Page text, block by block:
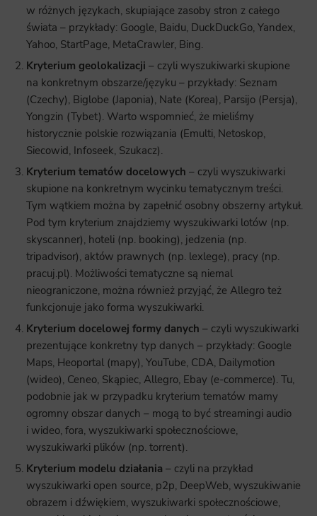
w różnych językach, skupiające zasoby stron z całego
świata – przykłady: Google, Baidu, DuckDuckGo, Yandex,
Yahoo, StartPage, MetaCrawler, Bing.
Kryterium geolokalizacji – czyli wyszukiwarki skupione
na konkretnym obszarze/języku – przykłady: Seznam
(Czechy), Biglobe (Japonia), Nate (Korea), Parsijo (Persja),
Yongzin (Tybet). Warto wspomnieć, że mieliśmy
historycznie polskie rozwiązania (Emulti, Netoskop,
Siecowid, Infoseek, Szukacz).
Kryterium tematów docelowych – czyli wyszukiwarki
skupione na konkretnym wycinku tematycznym treści.
Tym wątkiem można by zapełnić osobny obszerny artykuł.
Pod tym kryterium znajdziemy wyszukiwarki lotów (np.
skyscanner), hoteli (np. booking), jedzenia (np.
tripadvisor), aktów prawnych (np. lexlege), pracy (np.
pracuj.pl). Możliwości tematyczne są niemal
nieograniczone, można również przyjąć, że Allegro też
funkcjonuje jako forma wyszukiwarki.
Kryterium docelowej formy danych – czyli wyszukiwarki
prezentujące konkretny typ danych – przykłady: Google
Maps, Heoportal (mapy), YouTube, CDA, Dailymotion
(wideo), Ceneo, Skąpiec, Allegro, Ebay (e-commerce). Tu,
podobnie jak w przypadku kryterium tematów mamy
ogromny obszar danych – mogą to być streamingi audio
i wideo, fora, wyszukiwarki społecznościowe,
wyszukiwarki plików (np. torrent).
Kryterium modelu działania – czyli na przykład
wyszukiwarki open source, p2p, DeepWeb, wyszukiwanie
obrazem i dźwiękiem, wyszukiwarki społecznościowe,